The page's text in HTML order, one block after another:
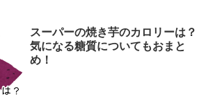
スーパーの焼き芋のカロリーは？
気になる糖質についてもおまと
め！